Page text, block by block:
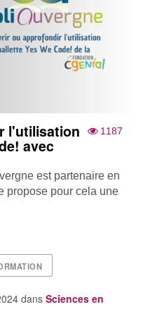
1187
l'utilisation
avec
est partenaire en
propose pour cela une
dansSciences en